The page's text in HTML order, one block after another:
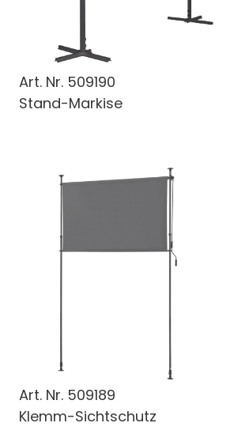
Art. Nr. 509190
Stand-Markise
Art. Nr. 509189
Klemm-Sichtschutz